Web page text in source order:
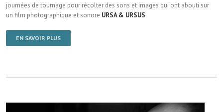
journées de tournage pour récolter des sons et images qui ont abouti sur
un film photographique et sonore URSA & URSUS.
EN SAVOIR PLUS